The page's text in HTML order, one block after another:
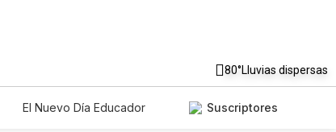
80°Lluvias dispersas
El Nuevo Día Educador
Suscriptores